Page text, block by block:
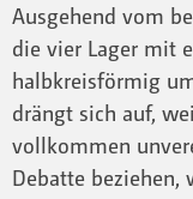
Ausgehend vom
die vier Lager mit
halbkreisförmig
drängt sich auf,
vollkommen
Debatte beziehen,